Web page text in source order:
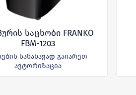
საცხობი FRANKO
FBM-1203
სანახავად გაიარეთ
ავტორიზაცია